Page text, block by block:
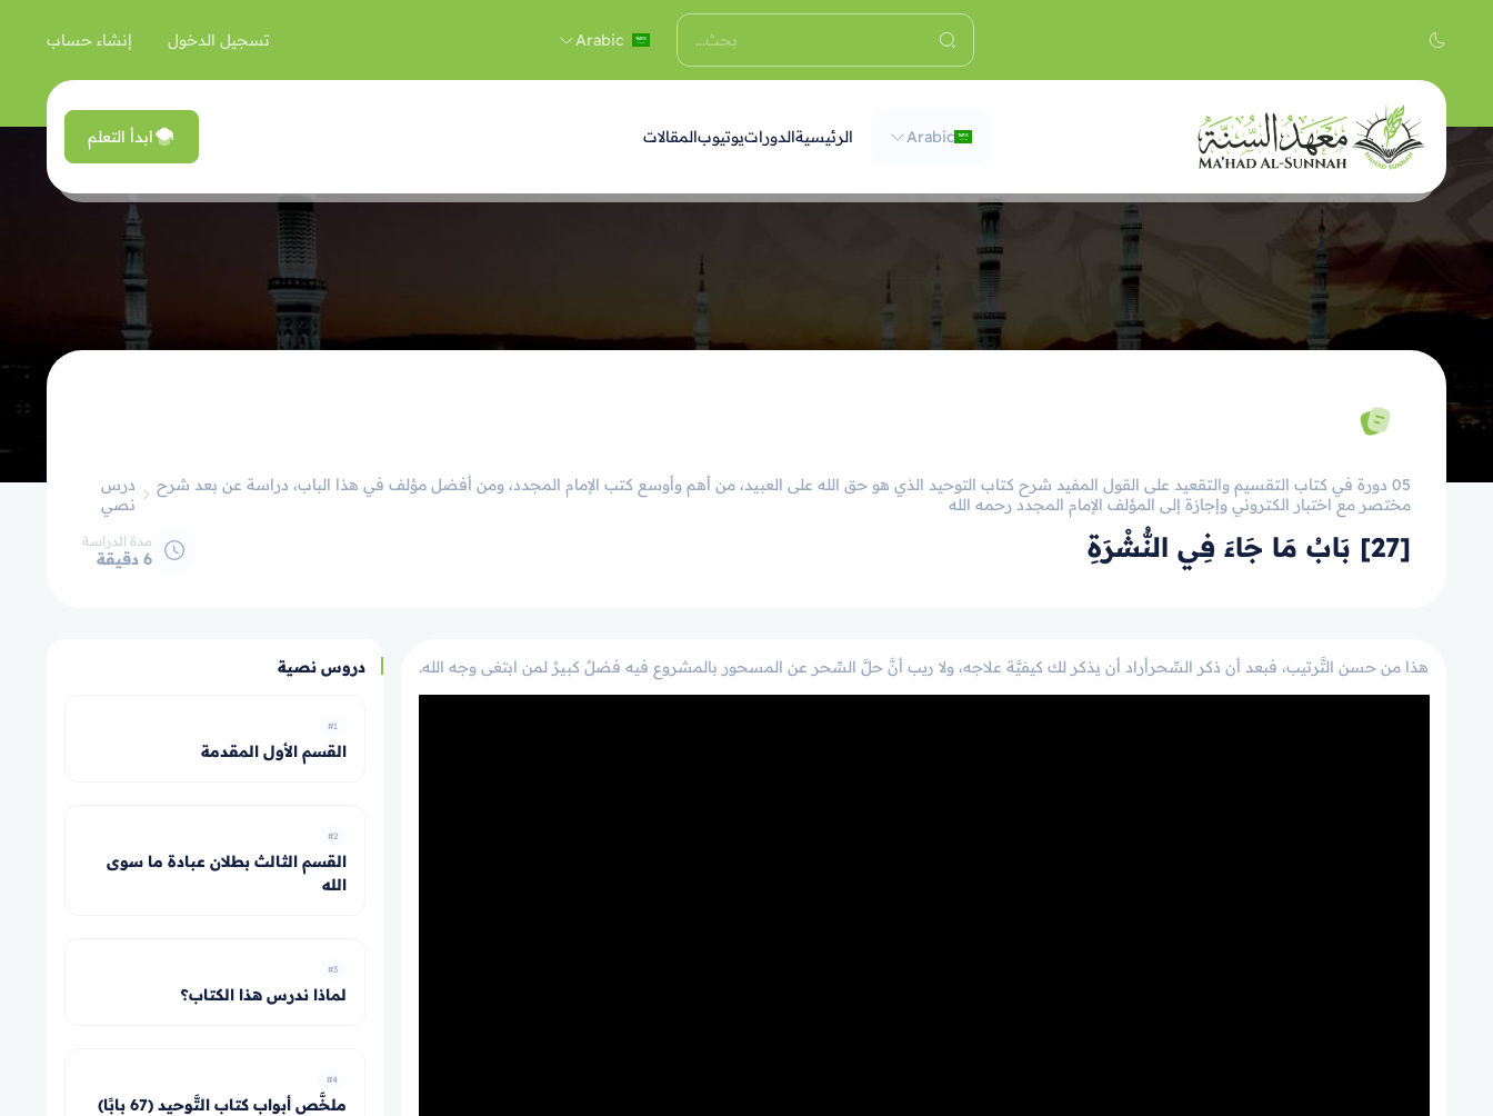
Arabic تسجيل الدخول إنشاء حساب
Arabic الرئيسيةالدوراتيوتيوبالمقالات ابدأ التعلم
05 دورة في كتاب التقسيم والتقعيد على القول المفيد شرح كتاب التوحيد الذي هو حق الله على العبيد، من أهم وأوسع كتب الإمام المجدد، ومن أفضل مؤلف في هذا الباب، دراسة عن بعد شرح
مختصر مع اختبار الكتروني وإجازة إلى المؤلف الإمام المجدد رحمه الله
درس
نصي
[27] بَابُ مَا جَاءَ فِي النُّشْرَةِ مدة الدراسة
6 دقيقة
هذا من حسن التَّرتيب، فبعد أن ذكر السِّحرأراد أن يذكر لك كيفيَّة علاجه، ولا ريب أنَّ حلَّ السِّحر عن المسحور بالمشروع فيه فضلٌ كبيرٌ لمن ابتغى وجه الله. دروس نصية
#1
القسم الأول المقدمة
#2
القسم الثالث بطلان عبادة ما سوى
الله
#3
لماذا ندرس هذا الكتاب؟
#4
ملخَّص أبواب كتاب التَّوحيد (67 بابًا)